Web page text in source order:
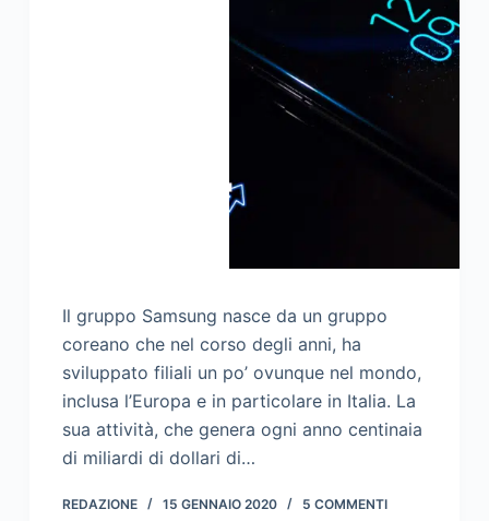
Il gruppo Samsung nasce da un gruppo
coreano che nel corso degli anni, ha
sviluppato filiali un po’ ovunque nel mondo,
inclusa l’Europa e in particolare in Italia. La
sua attività, che genera ogni anno centinaia
di miliardi di dollari di…
REDAZIONE 15 GENNAIO 2020 5 COMMENTI